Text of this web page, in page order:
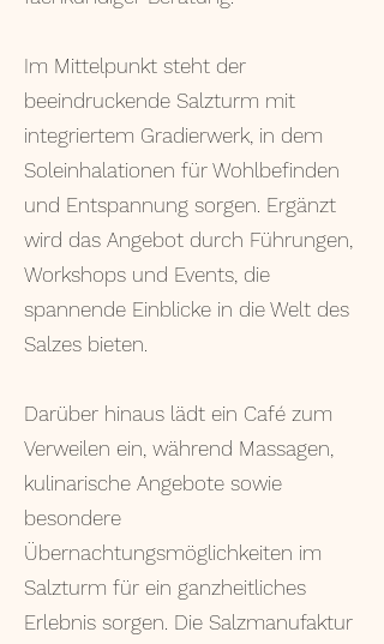
Im Mittelpunkt steht der
beeindruckende Salzturm mit
integriertem Gradierwerk, in dem
Soleinhalationen für Wohlbefinden
und Entspannung sorgen. Ergänzt
wird das Angebot durch Führungen,
Workshops und Events, die
spannende Einblicke in die Welt des
Salzes bieten.
Darüber hinaus lädt ein Café zum
Verweilen ein, während Massagen,
kulinarische Angebote sowie
besondere
Übernachtungsmöglichkeiten im
Salzturm für ein ganzheitliches
Erlebnis sorgen. Die Salzmanufaktur